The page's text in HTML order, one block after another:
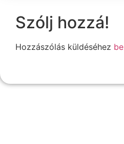
Szólj hozzá!
Hozzászólás küldéséhez